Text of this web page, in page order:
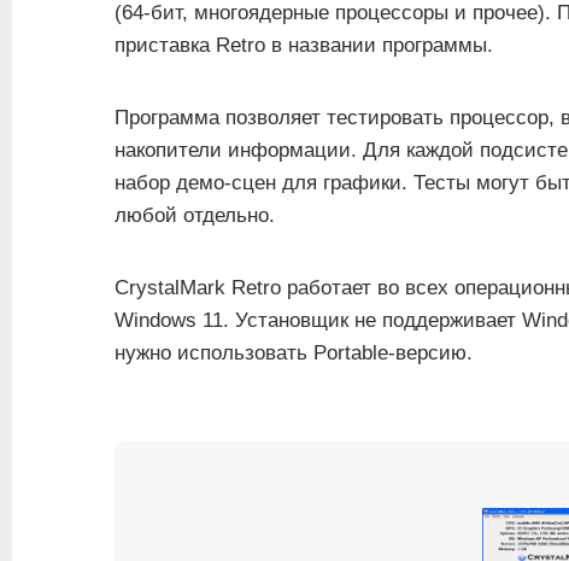
(64-бит, многоядерные процессоры и
приставка Retro в названии программы.
Программа позволяет тестировать
накопители информации. Для каждой
набор демо-сцен для графики. Тесты могут
любой отдельно.
CrystalMark Retro работает во всех
Windows 11. Установщик не поддерживает
нужно использовать Portable-версию.